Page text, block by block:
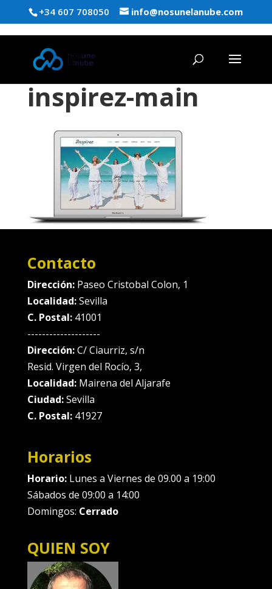
+34 607 708050 info@nosunelanube.com
inspirez-main
Contacto
Dirección: Paseo Cristobal Colon, 1
Localidad:Sevilla
C. Postal:41001
--------------------
Dirección:C/ Ciaurriz, s/n
Resid. Virgen del Rocío, 3,
Localidad:Mairena del Aljarafe
Ciudad:Sevilla
C. Postal:41927
Horarios
Horario:Lunes a Viernes de 09.00 a 19:00
Sábados de 09:00 a 14:00
Domingos: Cerrado
QUIEN SOY